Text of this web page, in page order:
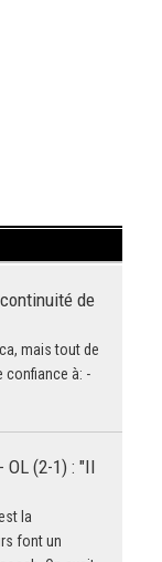
de
mais tout de
confiance à: -
OL (2-1) : "Il
la
font un